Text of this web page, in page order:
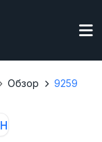
Обзор 9259